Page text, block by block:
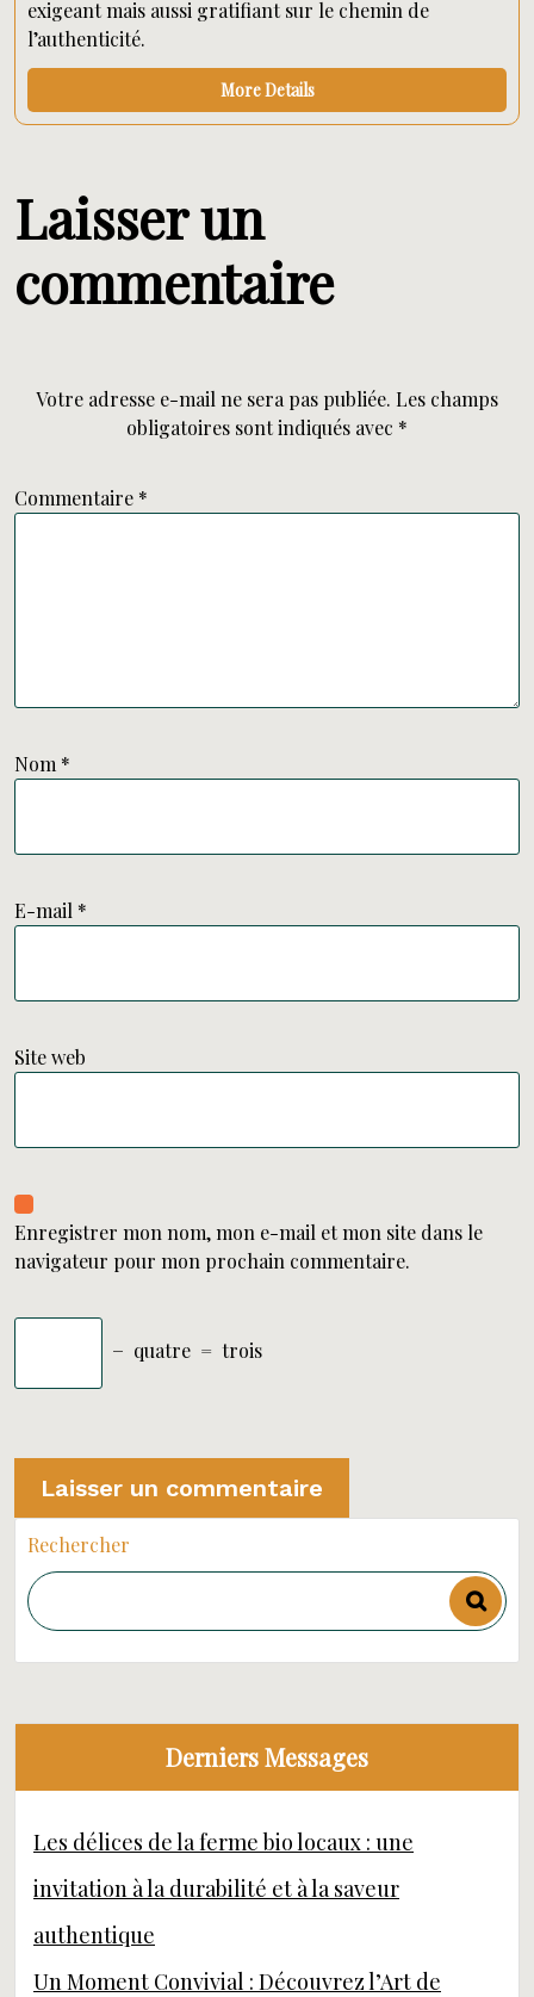
exigeant mais aussi gratifiant sur le chemin de
l’authenticité.
More Details
Laisser un
commentaire
Votre adresse e-mail ne sera pas publiée. Les champs
obligatoires sont indiqués avec *
Commentaire *
Nom *
E-mail *
Site web
Enregistrer mon nom, mon e-mail et mon site dans le
navigateur pour mon prochain commentaire.
− quatre = trois
Rechercher
Derniers Messages
Les délices de la ferme bio locaux : une
invitation à la durabilité et à la saveur
authentique
Un Moment Convivial : Découvrez l’Art de